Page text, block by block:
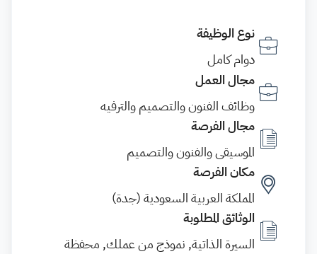
نوع الوظيفة
دوام كامل
مجال العمل
وظائف الفنون والتصميم والترفيه
مجال الفرصة
الموسيقى والفنون والتصميم
مكان الفرصة
المملكة العربية السعودية (جدة)
الوثائق المطلوبة
السيرة الذاتية, نموذج من عملك, محفظة